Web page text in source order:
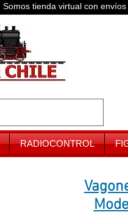
Somos tienda virtual con
RADIOCONTROL